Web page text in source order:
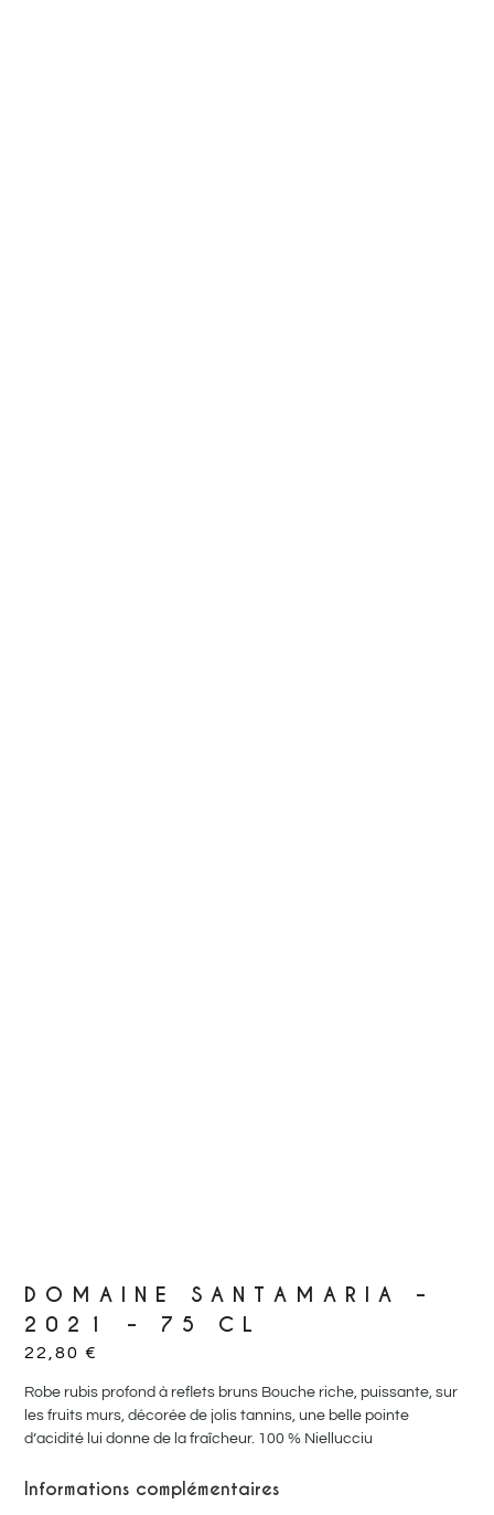
DOMAINE SANTAMARIA –
2021 – 75 CL
22,80€
Robe rubis profond à reflets bruns Bouche riche, puissante, sur
les fruits murs, décorée de jolis tannins, une belle pointe
d’acidité lui donne de la fraîcheur. 100 % Niellucciu
Informations complémentaires